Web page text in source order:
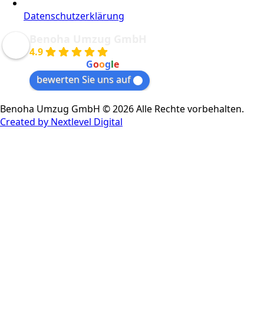
Datenschutzerklärung
4.9
Google
bewerten Sie uns auf
Benoha Umzug GmbH © 2026 Alle Rechte vorbehalten.
Created by Nextlevel Digital